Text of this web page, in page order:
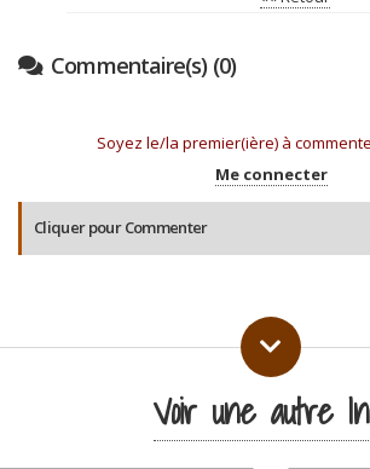
Commentaire(s) (0)
Soyez le/la premier(ière) à
Me connecter
Cliquer pour Commenter
Voir une autre